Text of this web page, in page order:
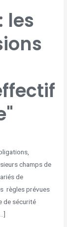
les
champs de
de
règles prévues
de sécurité